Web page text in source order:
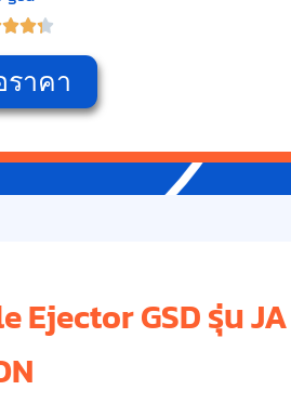

าคา
Ejector GSD รุ่น JA